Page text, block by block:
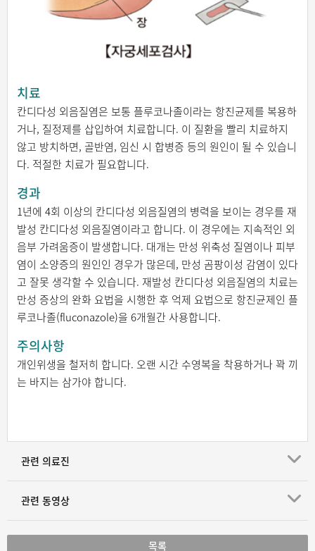
치료
칸디다성 외음질염은 보통 플루코나졸이라는 항진균제를 복용하
거나, 질정제를 삽입하여 치료합니다. 이 질환을 빨리 치료하지
않고 방치하면, 골반염, 임신 시 합병증 등의 원인이 될 수 있습니
다. 적절한 치료가 필요합니다.
경과
1년에 4회 이상의 칸디다성 외음질염의 병력을 보이는 경우를 재
발성 칸디다성 외음질염이라고 합니다. 이 경우에는 지속적인 외
음부 가려움증이 발생합니다. 대개는 만성 위축성 질염이나 피부
염이 소양증의 원인인 경우가 많은데, 만성 곰팡이성 감염이 있다
고 잘못 생각할 수 있습니다. 재발성 칸디다성 외음질염의 치료는
만성 증상의 완화 요법을 시행한 후 억제 요법으로 항진균제인 플
루코나졸(fluconazole)을 6개월간 사용합니다.
주의사항
개인위생을 철저히 합니다. 오랜 시간 수영복을 착용하거나 꽉 끼
는 바지는 삼가야 합니다.
관련 의료진
관련 동영상
목록